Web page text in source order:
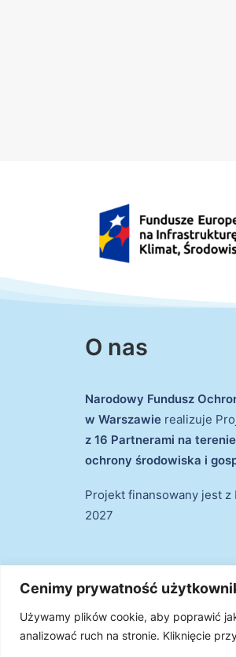
Cenimy prywatność
Używamy plików cookie, aby poprawić
analizować ruch na stronie. Kliknięcie
O nas
Narodowy Fundusz
w Warszawie realizuje
z 16 Partnerami na
ochrony środowiska i
Projekt finansowany jest z
2027
© 2026 Projekt Doradztwa